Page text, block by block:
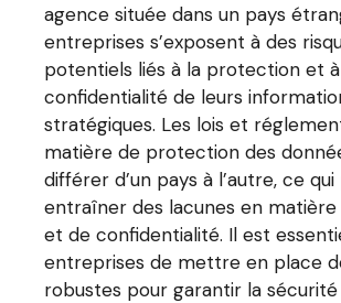
agence située dans un pays
entreprises s’exposent à des
potentiels liés à la protection et
confidentialité de leurs
stratégiques. Les lois et
matière de protection des
différer d’un pays à l’autre, ce
entraîner des lacunes en
et de confidentialité. Il est
entreprises de mettre en place
robustes pour garantir la